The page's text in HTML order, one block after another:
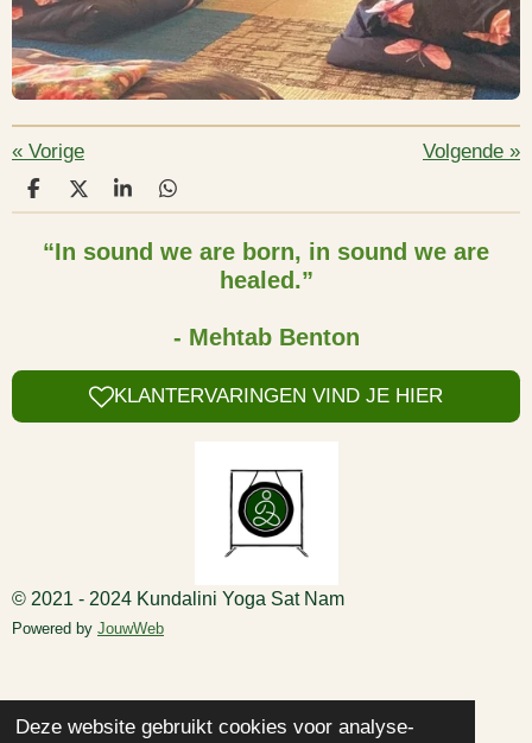
Deze website gebruikt cookies voor analyse-
« Vorige Volgende »
D
e
D
e
S
h
r
D
e
e
“In sound we are born, in sound we are
healed.”
- Mehtab Benton
KLANTERVARINGEN VIND JE HIER
© 2021 - 2024 Kundalini Yoga Sat Nam
Powered by JouwWeb